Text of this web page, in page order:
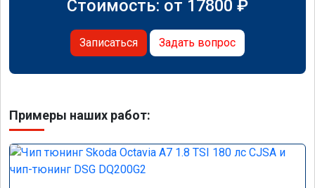
Стоимость: от 17800 ₽
Записаться Задать вопрос
Примеры наших работ: